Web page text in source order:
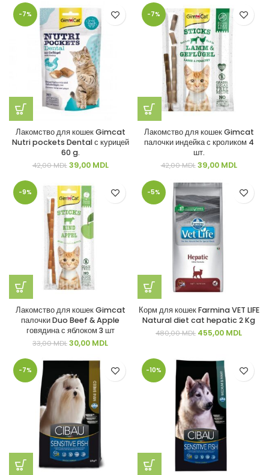
составляла
1.400,00 MDL.
-7%
Лакомство для кошек Gimcat
Nutri pockets Dental с курицей
60 g.
42,00MDL Первоначальная
составляла
42,00 MDL.
39,00 MDLТекущая
39,00 MDL.
-7%
Лакомство для кошек Gimcat
палочки индейка с кроликом 4
шт.
42,00MDL Первоначальная
составляла
42,00 MDL.
39,00 MDLТекущая
-9%
Лакомство для кошек Gimcat
палочки Duo Beef & Apple
говядина с яблоком 3 шт
33,00MDLПервоначальная
составляла
33,00 MDL.
30,00 MDLТекущая
30,00 MDL.
-5%
Корм для кошек Farmina VET LIFE
Natural diet cat hepatic 2 Kg
480,00MDL Первоначальная
480,00 MDL.
455,00 MDL
-7% -10%